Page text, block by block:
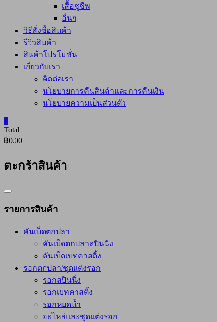
เสื้อชูชีพ
อื่นๆ
วิธีสั่งซื้อสินค้า
รีวิวสินค้า
สินค้าโปรโมชั่น
เกี่ยวกับเรา
ติดต่อเรา
นโยบายการคืนสินค้าและการคืนเงิน
นโยบายความเป็นส่วนตัว
Total
฿0.00
ตะกร้าสินค้า
Catalog
รายการสินค้า
คันเบ็ดตกปลา
คันเบ็ดตกปลาสปินนิ่ง
คันเบ็ดเบทคาสติ้ง
รอกตกปลา/ชุดแต่งรอก
รอกสปินนิ่ง
รอกเบทคาสติ้ง
รอกหยดน้ำ
อะไหล่และชุดแต่งรอก